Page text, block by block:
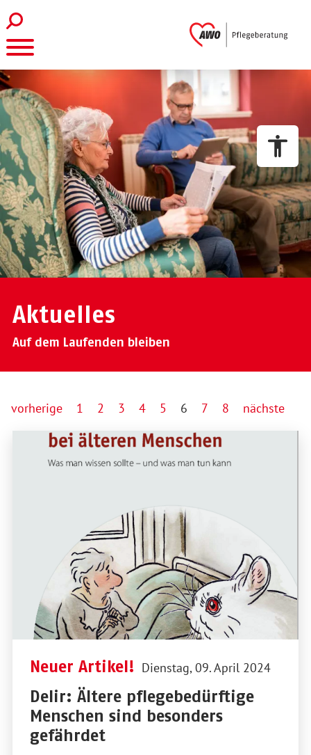
Aktuelles
Auf dem Laufenden bleiben
vorherige 1 2 3 4 5 6 7 8 nächste
Neuer Artikel! Dienstag, 09. April 2024
Delir: Ältere pflegebedürftige
Menschen sind besonders
gefährdet